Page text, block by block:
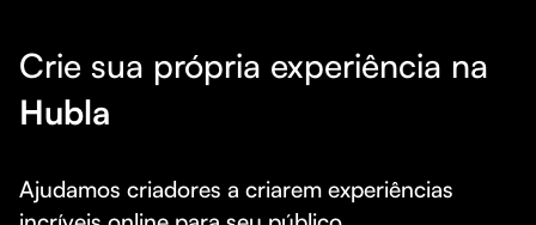
Crie sua própria experiência na
Hubla
Ajudamos criadores a criarem experiências